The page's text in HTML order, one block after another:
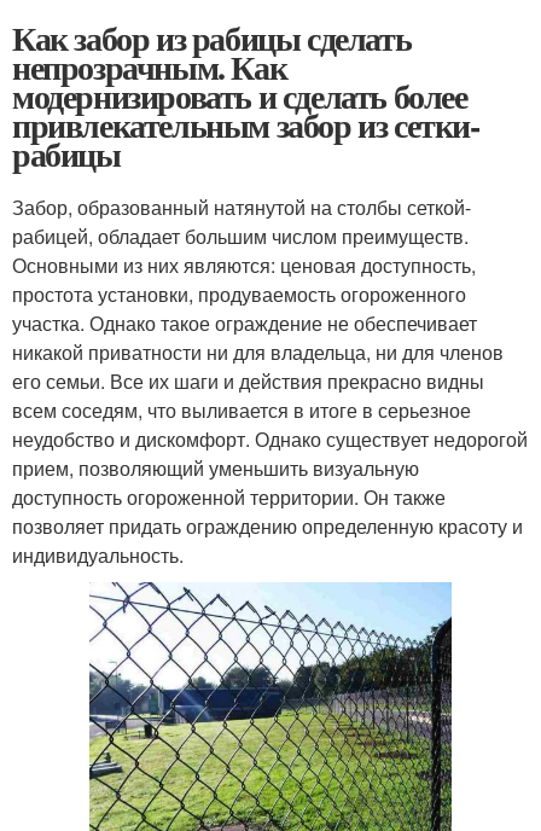
Как забор из рабицы сделать
непрозрачным. Как
модернизировать и сделать более
привлекательным забор из сетки-
рабицы
Забор, образованный натянутой на столбы сеткой-
рабицей, обладает большим числом преимуществ.
Основными из них являются: ценовая доступность,
простота установки, продуваемость огороженного
участка. Однако такое ограждение не обеспечивает
никакой приватности ни для владельца, ни для членов
его семьи. Все их шаги и действия прекрасно видны
всем соседям, что выливается в итоге в серьезное
неудобство и дискомфорт. Однако существует недорогой
прием, позволяющий уменьшить визуальную
доступность огороженной территории. Он также
позволяет придать ограждению определенную красоту и
индивидуальность.